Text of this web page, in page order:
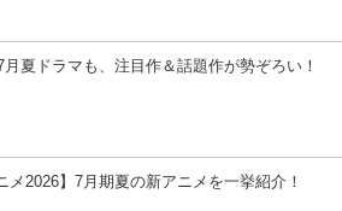
月夏ドラマも、注目作＆話題作が勢ぞろい！
メ2026】7月期夏の新アニメを一挙紹介！